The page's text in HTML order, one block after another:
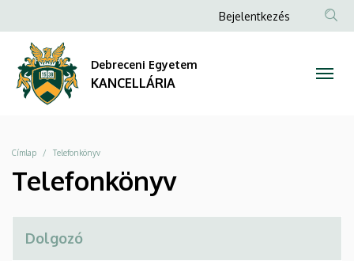
KANCELLÁRIA
a
tartalomra
Anonim
Bejelentkezés
Debreceni Egyetem
KANCELLÁRIA
Morzsa
Címlap Telefonkönyv
Telefonkönyv